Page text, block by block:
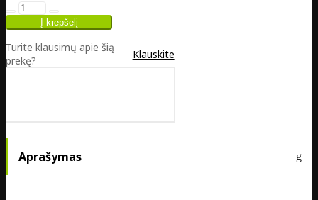
Turite klausimų apie šią
prekę?
Klauskite
Aprašymas